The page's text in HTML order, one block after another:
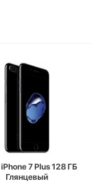
7 Plus 128 ГБ
Глянцевый